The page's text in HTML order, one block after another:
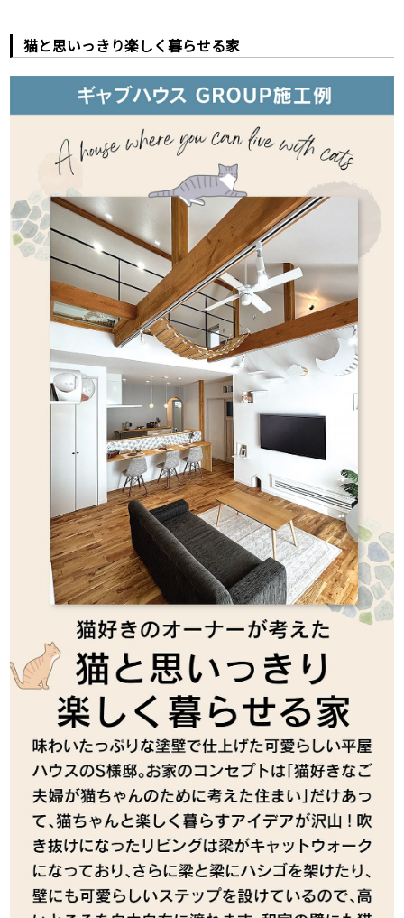
猫と思いっきり楽しく暮らせる家